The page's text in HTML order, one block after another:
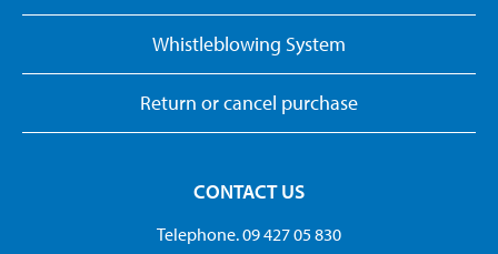
Whistleblowing System
Return or cancel purchase
CONTACT US
Telephone. 09 427 05 830